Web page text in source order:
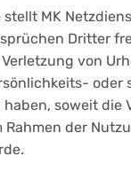
stellt MK
Dritter
von
oder
soweit die
Rahmen der